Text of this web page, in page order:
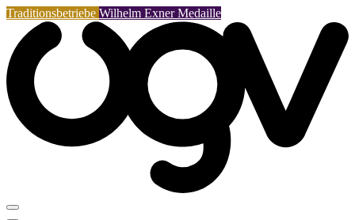
Traditionsbetriebe Wilhelm Exner Medaille